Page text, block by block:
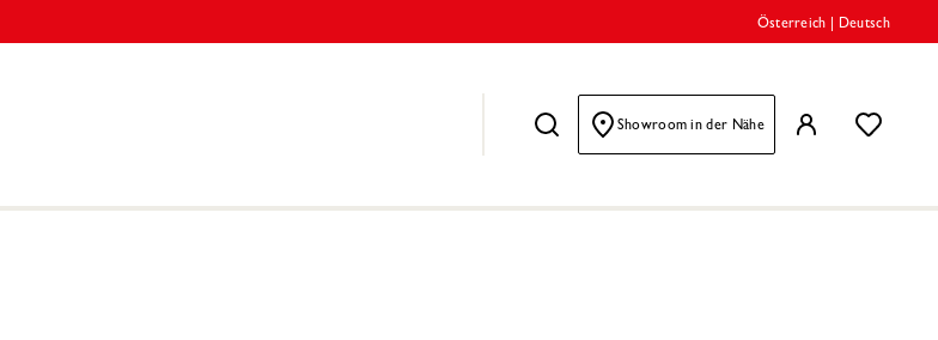
Österreich Deutsch
Showroom in der Nähe